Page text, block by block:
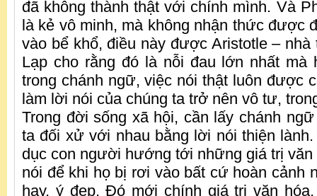
đã không thành thật với chính mình. Và
là kẻ vô minh, mà không nhận thức được
vào bể khổ, điều này được Aristotle – nhà
Lạp cho rằng đó là nỗi đau lớn nhất mà
trong chánh ngữ, việc nói thật luôn được
làm lời nói của chúng ta trở nên vô tư,
Trong đời sống xã hội, cần lấy chánh
ta đối xử với nhau bằng lời nói thiện
dục con người hướng tới những giá trị văn
nói để khi họ bị rơi vào bất cứ hoàn cảnh
hay, ý đẹp. Đó mới chính giá trị văn